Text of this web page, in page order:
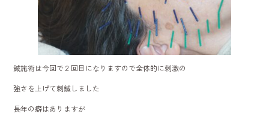
鍼施術は今回で２回目になりますので全体的に刺激の
強さを上げて刺鍼しました
長年の癖はありますが